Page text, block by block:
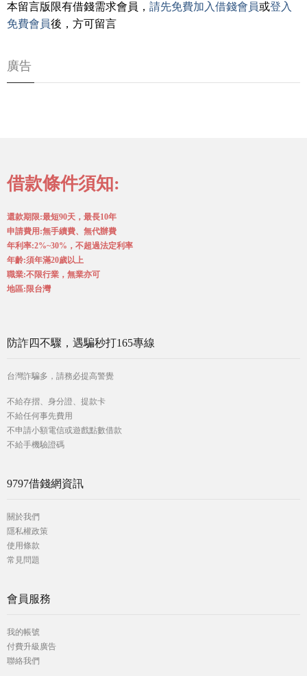
本留言版限有借錢需求會員， 請先免費加入借錢會員或登入
免費會員後，方可留言
廣告
借款條件須知:
還款期限:最短90天，最長10年
申請費用:無手續費、無代辦費
年利率:2%~30%，不超過法定利率
年齡:須年滿20歲以上
職業:不限行業，無業亦可
地區:限台灣
防詐四不驟，遇騙秒打165專線
台灣詐騙多，請務必提高警覺
不給存摺、身分證、提款卡
不給任何事先費用
不申請小額電信或遊戲點數借款
不給手機驗證碼
9797借錢網資訊
關於我們
隱私權政策
使用條款
常見問題
會員服務
我的帳號
付費升級廣告
聯絡我們